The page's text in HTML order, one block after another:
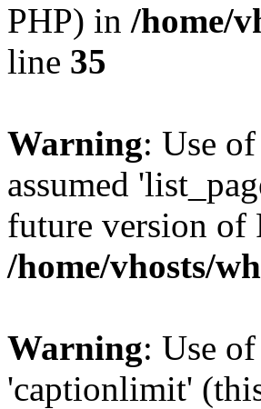
PHP) in /home/
line 35
Warning: Use
assumed
future version of
/home/vhosts/
Warning: Use
'captionlimit'